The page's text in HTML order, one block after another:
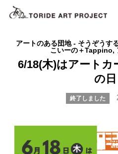
アートのある団地 - そうぞうす
こいーの＋Tappino,
6/18(木)はアートカ
の日
終了しました